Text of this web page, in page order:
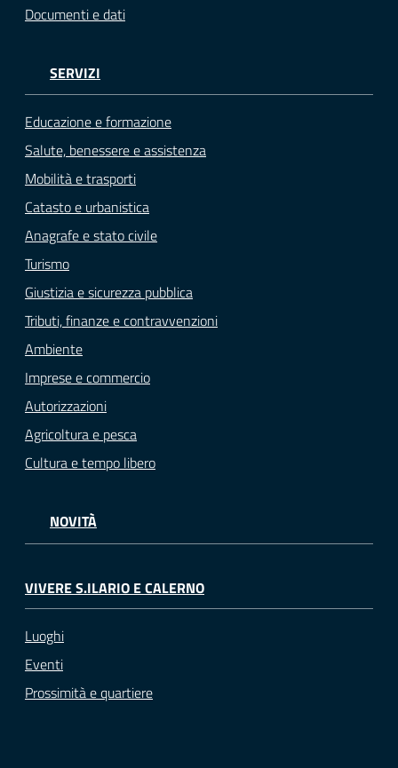
Documenti e dati
SERVIZI
Educazione e formazione
Salute, benessere e assistenza
Mobilità e trasporti
Catasto e urbanistica
Anagrafe e stato civile
Turismo
Giustizia e sicurezza pubblica
Tributi, finanze e contravvenzioni
Ambiente
Imprese e commercio
Autorizzazioni
Agricoltura e pesca
Cultura e tempo libero
NOVITÀ
VIVERE S.ILARIO E CALERNO
Luoghi
Eventi
Prossimità e quartiere